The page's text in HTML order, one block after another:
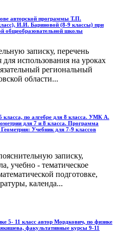
авторской программы Т.П.
И.И. Бариновой (8-9 классы) при
общеобразовательной школы
записку, перечень
использования на уроках
региональный
области...
по алгебре для 8 класса. УМК А.
для 7 и 8 класса. Программа
Учебник для 7-9 классов
записку,
учебно - тематическое
подготовке,
календа...
5- 11 класс автор Мордкович, по физике
факультативные курсы 9-11